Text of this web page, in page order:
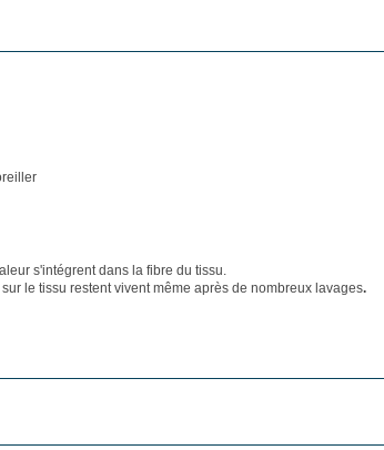
s'intégrent dans la fibre du tissu.
le tissu restent vivent même après de nombreux lavages.